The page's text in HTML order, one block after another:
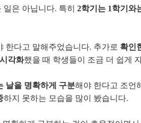
은 아닙니다. 특히 2학기는 1학기와
한다고 말해주었습니다. 추가로 확인
각화했을 때 학생들이 조금 더 쉽게
날을 명확하게 구분해야 한다고 조언
하지 못하는 모습을 많이 봤습니다.